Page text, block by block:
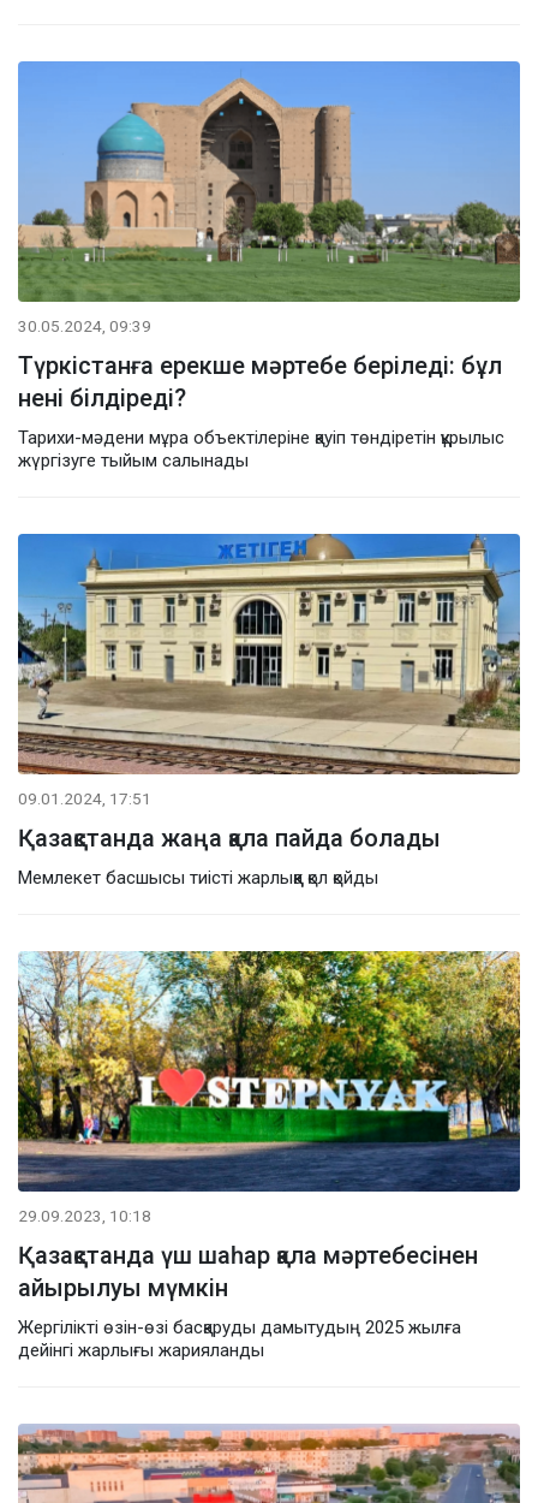
30.05.2024, 09:39
Түркістанға ерекше мәртебе беріледі: бұл
нені білдіреді?
Тарихи-мәдени мұра объектілеріне қауіп төндіретін құрылыс
жүргізуге тыйым салынады
09.01.2024, 17:51
Қазақстанда жаңа қала пайда болады
Мемлекет басшысы тиісті жарлыққа қол қойды
29.09.2023, 10:18
Қазақстанда үш шаһар қала мәртебесінен
айырылуы мүмкін
Жергілікті өзін-өзі басқаруды дамытудың 2025 жылға
дейінгі жарлығы жарияланды